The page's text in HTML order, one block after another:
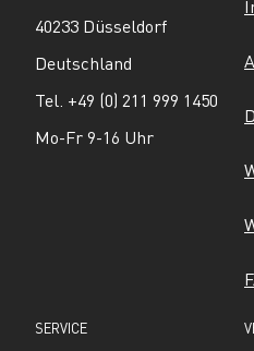
40233 Düsseldorf
Deutschland
Tel. +49 (0) 211 999 1450
Mo-Fr 9-16 Uhr
SERVICE